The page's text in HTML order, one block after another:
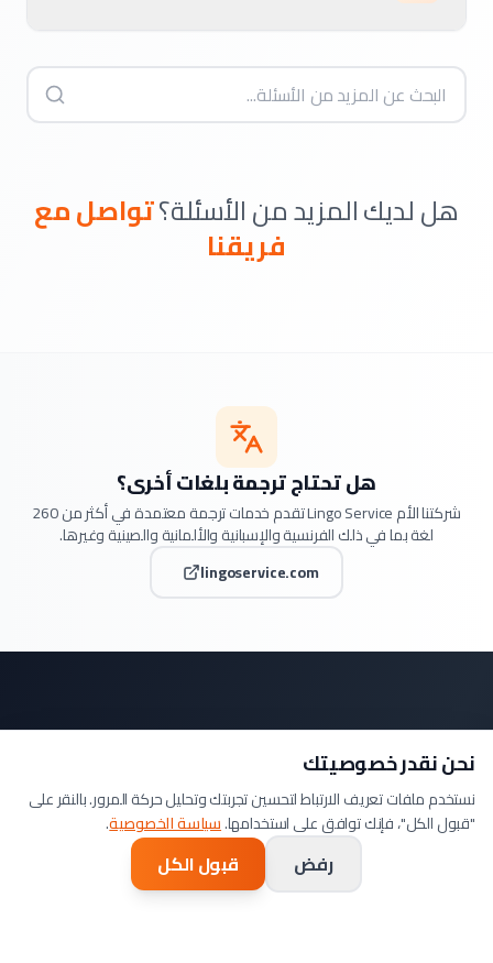
هل لديك المزيد من الأسئلة؟تواصل مع
فريقنا
هل تحتاج ترجمة بلغات أخرى؟
شركتنا الأم Lingo Service تقدم خدمات ترجمة معتمدة في أكثر من 260
لغة بما في ذلك الفرنسية والإسبانية والألمانية والصينية وغيرها.
lingoservice.com
هل أنت مستعد لترجمة
وثيقتك العربية؟
نحن نقدر خصوصيتك
نستخدم ملفات تعريف الارتباط لتحسين تجربتك وتحليل حركة المرور. بالنقر على
"قبول الكل"، فإنك توافق على استخدامها.سياسة الخصوصية.
رفض قبول الكل